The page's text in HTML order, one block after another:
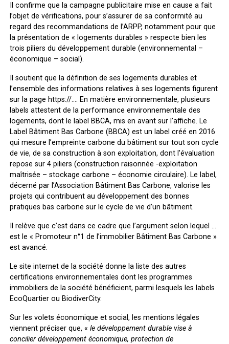
Il confirme que la campagne publicitaire mise en cause a fait
l’objet de vérifications, pour s’assurer de sa conformité au
regard des recommandations de l’ARPP, notamment pour que
la présentation de « logements durables » respecte bien les
trois piliers du développement durable (environnemental –
économique – social).
Il soutient que la définition de ses logements durables et
l’ensemble des informations relatives à ses logements figurent
sur la page https://…. En matière environnementale, plusieurs
labels attestent de la performance environnementale des
logements, dont le label BBCA, mis en avant sur l’affiche. Le
Label Bâtiment Bas Carbone (BBCA) est un label créé en 2016
qui mesure l’empreinte carbone du bâtiment sur tout son cycle
de vie, de sa construction à son exploitation, dont l’évaluation
repose sur 4 piliers (construction raisonnée -exploitation
maîtrisée – stockage carbone – économie circulaire). Le label,
décerné par l’Association Bâtiment Bas Carbone, valorise les
projets qui contribuent au développement des bonnes
pratiques bas carbone sur le cycle de vie d’un bâtiment.
Il relève que c’est dans ce cadre que l’argument selon lequel …
est le « Promoteur n°1 de l’immobilier Bâtiment Bas Carbone »
est avancé.
Le site internet de la société donne la liste des autres
certifications environnementales dont les programmes
immobiliers de la société bénéficient, parmi lesquels les labels
EcoQuartier ou BiodiverCity.
Sur les volets économique et social, les mentions légales
viennent préciser que, « le développement durable vise à
concilier développement économique, protection de